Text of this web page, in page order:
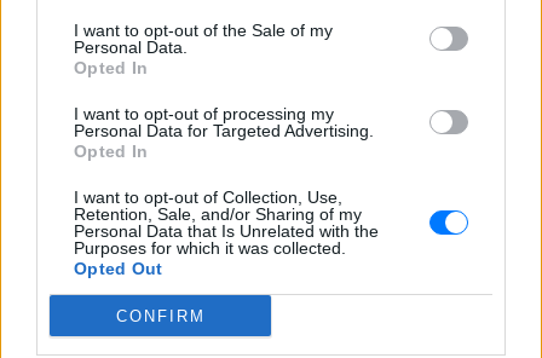
I want to opt-out of the Sale of my
Personal Data.
Opted In
I want to opt-out of processing my
Personal Data for Targeted Advertising.
Opted In
I want to opt-out of Collection, Use,
Retention, Sale, and/or Sharing of my
Personal Data that Is Unrelated with the
Purposes for which it was collected.
Opted Out
CONFIRM
ένα ορυχείο της Ουαλίας
Γιατί τα κομπλιμέντα σε φέρνουν σε δύσκολη
θέση (και τι λέει η ψυχολογία)
3 σημάδια πως χρειάζεσαι βιταμίνη D
ΘΕΜΑΤΑ
βρέθηκε στην Ελλάδα - ποια ήταν η χρήση του